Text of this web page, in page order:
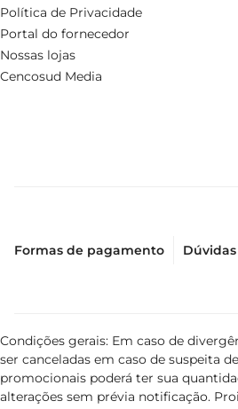
Política de Privacidade
Portal do fornecedor
Nossas lojas
Cencosud Media
Formas de pagamento
Condições gerais: Em caso de
ser canceladas em caso de suspeita
promocionais poderá ter sua
alterações sem prévia notificação.